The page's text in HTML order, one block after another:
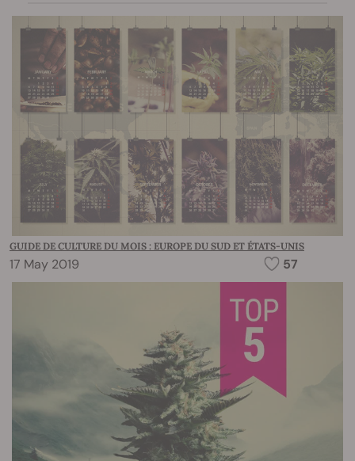
GUIDE DE CULTURE DU MOIS : EUROPE DU SUD ET ÉTATS-UNIS
17 May 2019 57